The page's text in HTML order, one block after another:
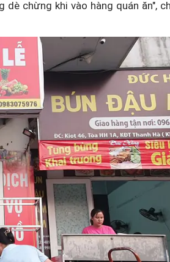
chừng khi vào hàng quán ăn",
Hà Nội thu hút bác sĩ về
tế, tạo điều kiện để
tiếp cận các dịch vụ y tế
cao